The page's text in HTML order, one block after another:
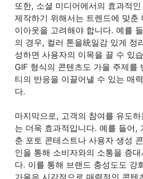
또한, 소셜 미디어에서의 효과적
제작하기 위해서는 트렌드에 맞춘
이아웃을 고려해야 합니다. 예를
의 경우, 컬러 톤을統일감 있게 정
성하면 사용자의 이목을 끌 수 있
GIF 형식의 콘텐츠도 가을 주제를
티의 반응을 이끌어낼 수 있는 매
다.
마지막으로, 고객의 참여를 유도
는 더욱 효과적입니다. 예를 들어,
춘 포토 콘테스트나 사용자 생성
인을 통해 소비자와의 소통을 증
다. 이를 통해 브랜드 충성도도 강
가을은 시각적으로 매력적인 콘텐